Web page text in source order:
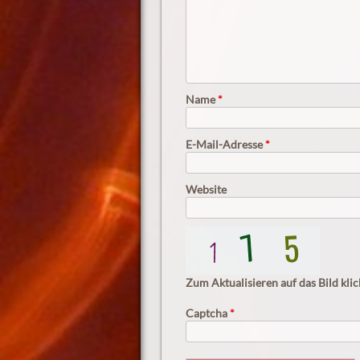
Name*
E-Mail-Adresse*
Website
Zum Aktualisieren auf das Bild
Captcha*